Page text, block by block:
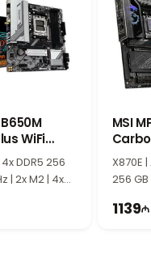
и стабильное
ASUS Prime X870-P
новейших технологий
WiFi
Плата
DDR5 256
| 2x M2 | 4x
MSI
X870E
256
1139